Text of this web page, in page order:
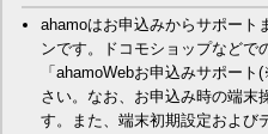
ahamoはお申込みからサポート
ンです。ドコモショップなどで
「ahamoWebお申込みサポー
さい。なお、お申込み時の端末
す。また、端末初期設定および